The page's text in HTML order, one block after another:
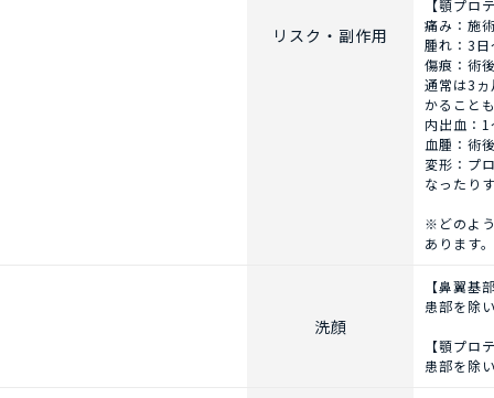
リスク・副作用
【顎プロ
痛み：施
腫れ：3
傷痕：術
通常は3
かること
内出血：
血腫：術
変形：プ
なったり
※どのよ
あります
洗顔
【鼻翼基
患部を除
【顎プロ
患部を除